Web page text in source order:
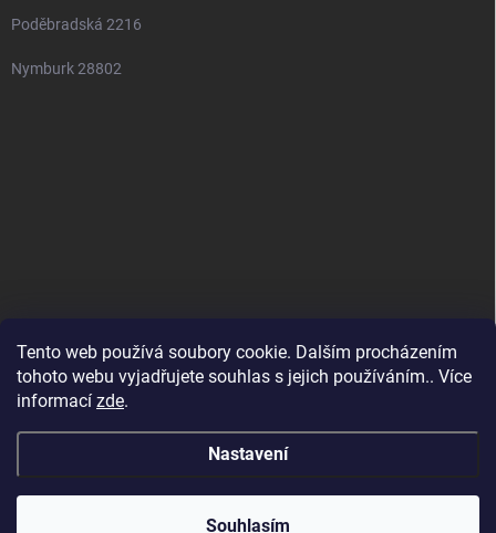
Tento web používá soubory cookie. Dalším procházením
tohoto webu vyjadřujete souhlas s jejich používáním.. Více
informací zde.
Nastavení
Souhlasím
Poděbradská 2216
Nymburk 28802
SuperSpotřebiče . Všechna práva vyhrazena.